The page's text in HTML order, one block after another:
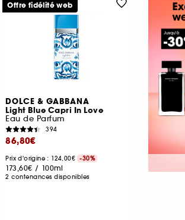
DOLCE & GABBANA
Light Blue Capri In Love
Eau de Parfum
394
86,80€
Prix d'origine : 124,00€ -30%
173,60€ / 100ml
2 contenances disponibles
Offre fidélité web